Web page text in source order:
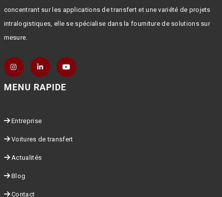
concentrant sur les applications de transfert et une variété de projets
intralogistiques, elle se spécialise dans la fourniture de solutions sur
mesure.
MENU RAPIDE
Entreprise
Voitures de transfert
Actualités
Blog
Contact